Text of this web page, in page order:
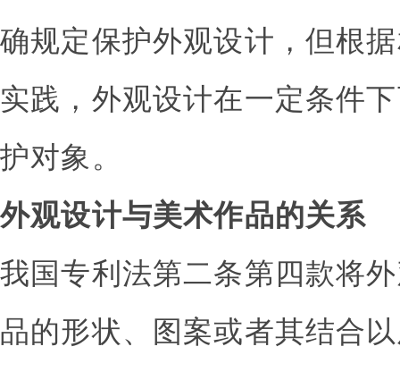
确规定保护外观设计，但根
实践，外观设计在一定条件
护对象。
外观设计与美术作品的关系
我国专利法第二条第四款将
品的形状、图案或者其结合